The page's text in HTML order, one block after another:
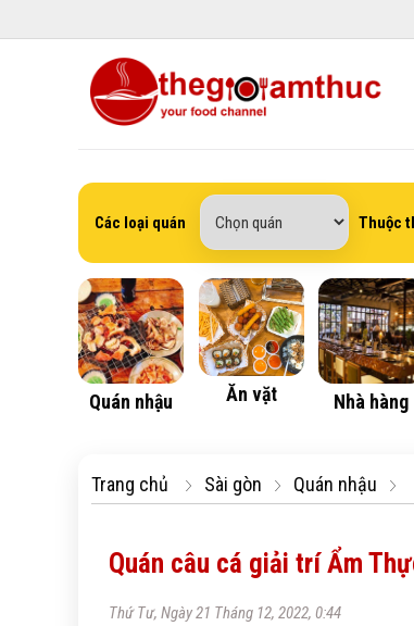
Các loại quán Thuộc
Quán nhậu Ăn vặt Nhà hàng
Trang chủ Sài gòn Quán nhậu
Quán câu cá giải trí Ẩm
Thứ Tư, Ngày 21 Tháng 12, 2022, 0:44